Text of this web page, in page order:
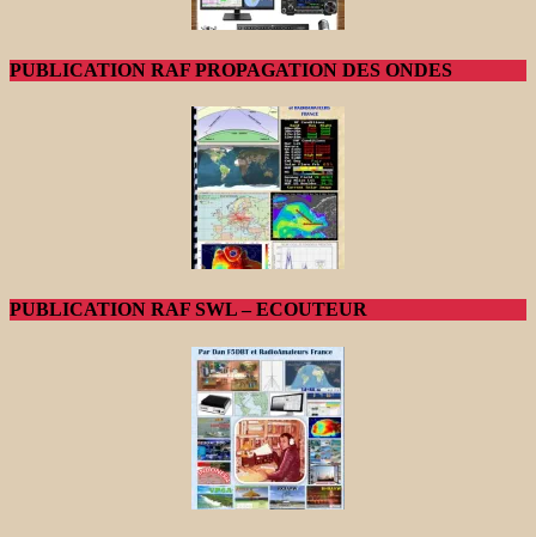
PUBLICATION RAF PROPAGATION DES ONDES
PUBLICATION RAF SWL – ECOUTEUR